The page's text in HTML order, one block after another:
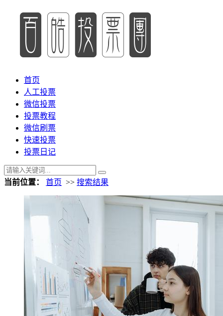
首页
人工投票
微信投票
投票教程
微信刷票
快速投票
投票日记
当前位置： 首页 >> 搜索结果